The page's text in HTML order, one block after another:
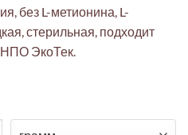
без L-метионина, L-
стерильная, подходит
НПО ЭкоТек.